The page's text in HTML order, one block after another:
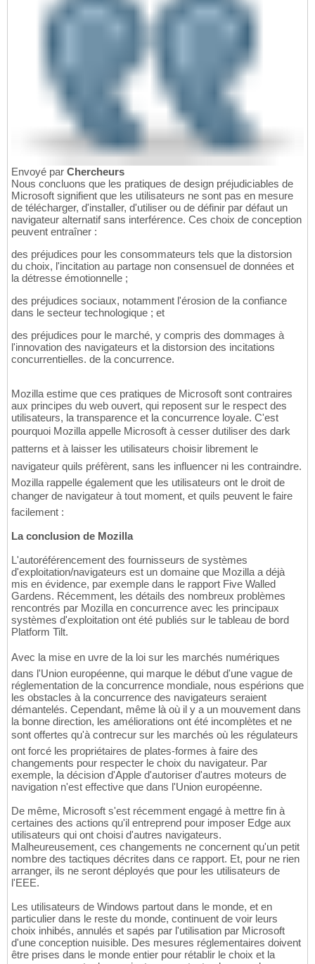
Envoyé par Chercheurs
Nous concluons que les pratiques de design préjudiciables de
Microsoft signifient que les utilisateurs ne sont pas en mesure
de télécharger, d'installer, d'utiliser ou de définir par défaut un
navigateur alternatif sans interférence. Ces choix de conception
peuvent entraîner :
des préjudices pour les consommateurs tels que la distorsion
du choix, l'incitation au partage non consensuel de données et
la détresse émotionnelle ;
des préjudices sociaux, notamment l'érosion de la confiance
dans le secteur technologique ; et
des préjudices pour le marché, y compris des dommages à
l'innovation des navigateurs et la distorsion des incitations
concurrentielles. de la concurrence.
Mozilla estime que ces pratiques de Microsoft sont contraires
aux principes du web ouvert, qui reposent sur le respect des
utilisateurs, la transparence et la concurrence loyale. C'est
pourquoi Mozilla appelle Microsoft à cesser dutiliser des dark
patterns et à laisser les utilisateurs choisir librement le
navigateur quils préfèrent, sans les influencer ni les contraindre.
Mozilla rappelle également que les utilisateurs ont le droit de
changer de navigateur à tout moment, et quils peuvent le faire
facilement :
La conclusion de Mozilla
L'autoréférencement des fournisseurs de systèmes
d'exploitation/navigateurs est un domaine que Mozilla a déjà
mis en évidence, par exemple dans le rapport Five Walled
Gardens. Récemment, les détails des nombreux problèmes
rencontrés par Mozilla en concurrence avec les principaux
systèmes d'exploitation ont été publiés sur le tableau de bord
Platform Tilt.
Avec la mise en uvre de la loi sur les marchés numériques
dans l'Union européenne, qui marque le début d'une vague de
réglementation de la concurrence mondiale, nous espérions que
les obstacles à la concurrence des navigateurs seraient
démantelés. Cependant, même là où il y a un mouvement dans
la bonne direction, les améliorations ont été incomplètes et ne
sont offertes qu'à contrecur sur les marchés où les régulateurs
ont forcé les propriétaires de plates-formes à faire des
changements pour respecter le choix du navigateur. Par
exemple, la décision d'Apple d'autoriser d'autres moteurs de
navigation n'est effective que dans l'Union européenne.
De même, Microsoft s'est récemment engagé à mettre fin à
certaines des actions qu'il entreprend pour imposer Edge aux
utilisateurs qui ont choisi d'autres navigateurs.
Malheureusement, ces changements ne concernent qu'un petit
nombre des tactiques décrites dans ce rapport. Et, pour ne rien
arranger, ils ne seront déployés que pour les utilisateurs de
l'EEE.
Les utilisateurs de Windows partout dans le monde, et en
particulier dans le reste du monde, continuent de voir leurs
choix inhibés, annulés et sapés par l'utilisation par Microsoft
d'une conception nuisible. Des mesures réglementaires doivent
être prises dans le monde entier pour rétablir le choix et la